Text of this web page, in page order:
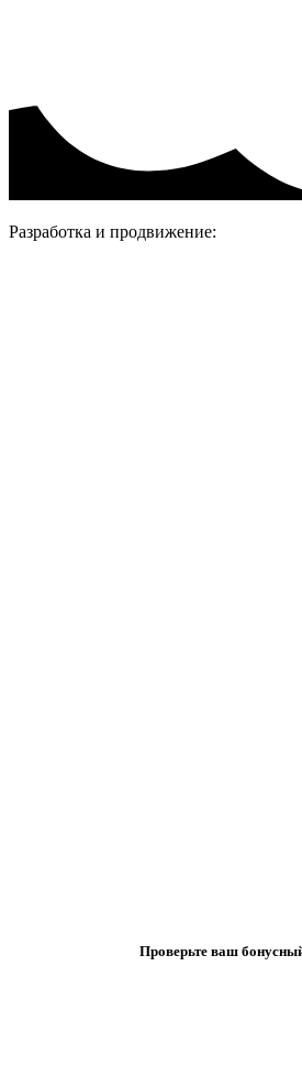
Разработка и продвижение:
Проверьте ваш